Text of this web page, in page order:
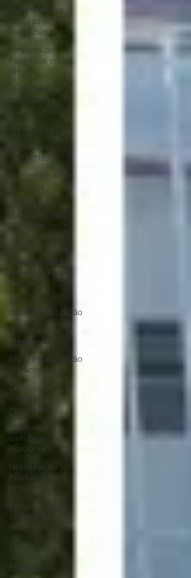
Tratamento de
Fissuras em
Fachadas
Limpeza de
Fachadas em
BH
Prediais BH:
Obramax MG
BH Reformas
BH Limpeza
de Fachadas
BH Pintura de
fachadas
Pintura de
Garagem: Belo
Horizonte
Pintor
Construções e
reformas: Belo
Horizo
BH
Impermeabilização
Reformas
prediais BH
Impermeabilização
de fachada
Construção
em Belo
Horizonte
Construção
civil: Belo
Horizonte
Restauração
Predial: Belo
Horizonte
Pintura predial
externa: Belo
Horiz
Vedação de
fachada
Predial Belo